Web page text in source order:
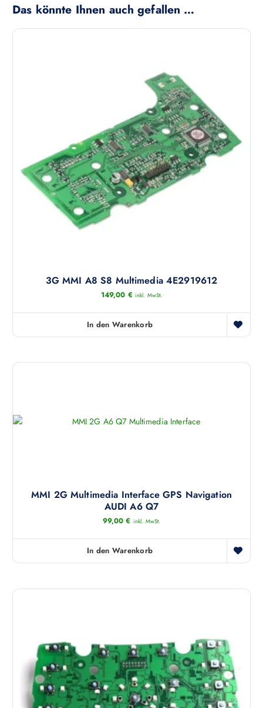
Das könnte Ihnen auch gefallen …
3G MMI A8 S8 Multimedia 4E2919612
149,00 € inkl. MwSt.
In den Warenkorb
MMI 2G Multimedia Interface GPS Navigation
AUDI A6 Q7
99,00€ inkl. MwSt.
In den Warenkorb